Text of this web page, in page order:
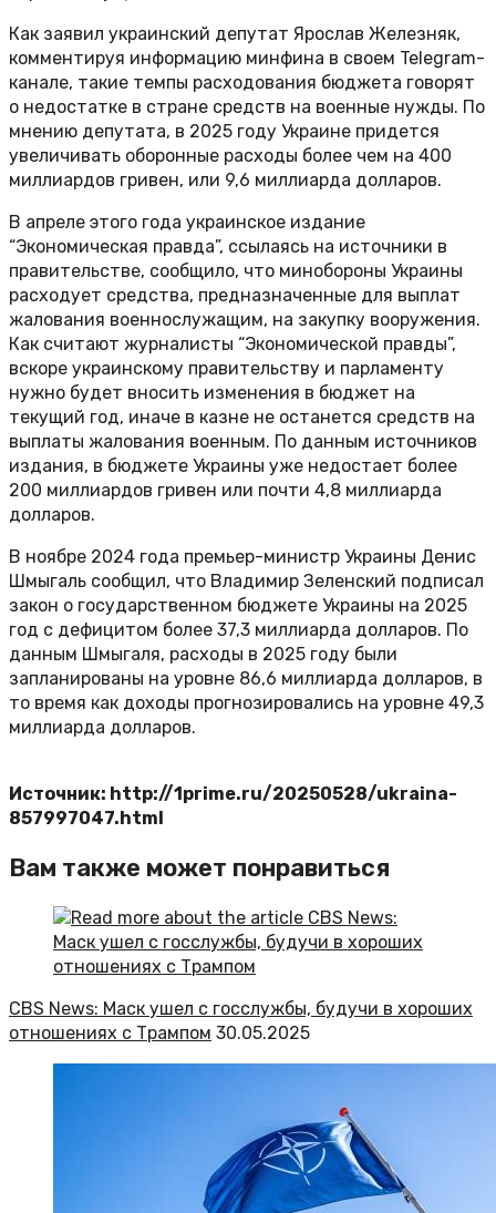
Как заявил украинский депутат Ярослав Железняк,
комментируя информацию минфина в своем Telegram-
канале, такие темпы расходования бюджета говорят
о недостатке в стране средств на военные нужды. По
мнению депутата, в 2025 году Украине придется
увеличивать оборонные расходы более чем на 400
миллиардов гривен, или 9,6 миллиарда долларов.
В апреле этого года украинское издание
“Экономическая правда”, ссылаясь на источники в
правительстве, сообщило, что минобороны Украины
расходует средства, предназначенные для выплат
жалования военнослужащим, на закупку вооружения.
Как считают журналисты “Экономической правды”,
вскоре украинскому правительству и парламенту
нужно будет вносить изменения в бюджет на
текущий год, иначе в казне не останется средств на
выплаты жалования военным. По данным источников
издания, в бюджете Украины уже недостает более
200 миллиардов гривен или почти 4,8 миллиарда
долларов.
В ноябре 2024 года премьер-министр Украины Денис
Шмыгаль сообщил, что Владимир Зеленский подписал
закон о государственном бюджете Украины на 2025
год c дефицитом более 37,3 миллиарда долларов. По
данным Шмыгаля, расходы в 2025 году были
запланированы на уровне 86,6 миллиарда долларов, в
то время как доходы прогнозировались на уровне 49,3
миллиарда долларов.
Источник: http://1prime.ru/20250528/ukraina-
857997047.html
Вам также может понравиться
CBS News: Маск ушел с госслужбы, будучи в хороших
отношениях с Трампом 30.05.2025